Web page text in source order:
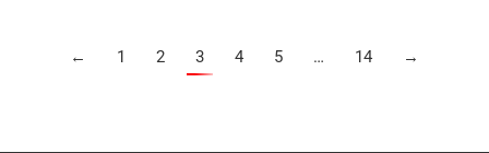
← 1 2 3 4 5 … 14 →